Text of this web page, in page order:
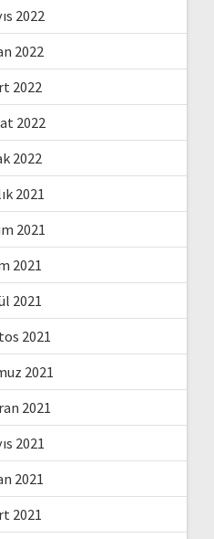
2022
2022
2022
2022
2022
2021
2021
2021
2021
2021
2021
2021
2021
2021
2021